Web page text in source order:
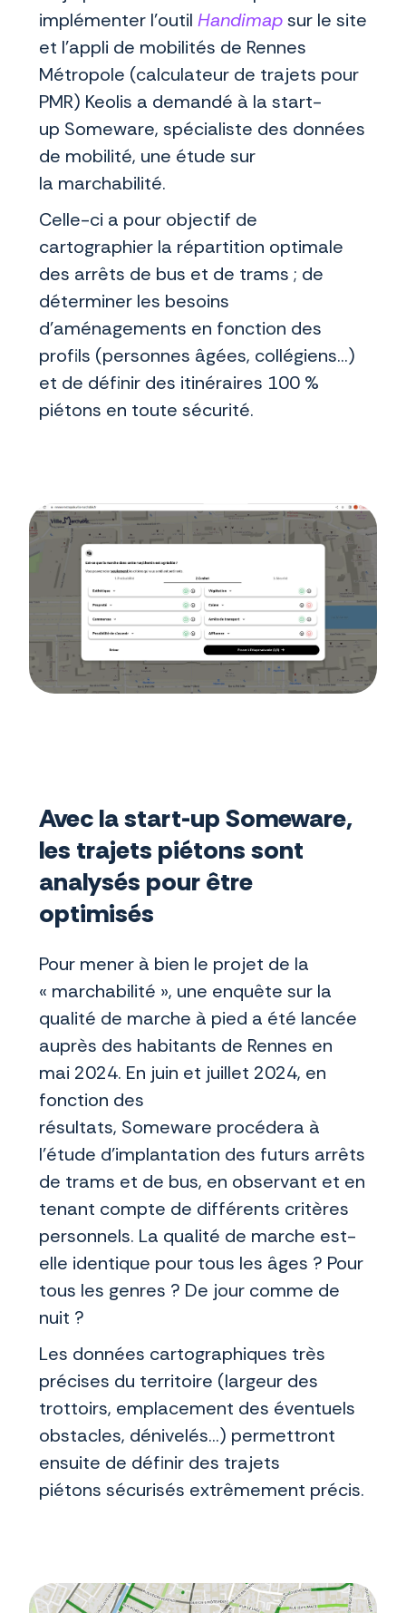
implémenter l’outil Handimapsur le site
et l’appli de mobilités de Rennes
Métropole (calculateur de trajets pour
PMR) Keolis a demandé à la start-
up Someware, spécialiste des données
de mobilité, une étude sur
la marchabilité.
Celle-ci a pour objectif de
cartographier la répartition optimale
des arrêts de bus et de trams ; de
déterminer les besoins
d’aménagements en fonction des
profils (personnes âgées, collégiens…)
et de définir des itinéraires 100 %
piétons en toute sécurité.
Avec la start-up Someware,
les trajets piétons sont
analysés pour être
optimisés
Pour mener à bien le projet de la
« marchabilité », une enquête sur la
qualité de marche à pied a été lancée
auprès des habitants de Rennes en
mai 2024. En juin et juillet 2024, en
fonction des
résultats, Someware procédera à
l’étude d’implantation des futurs arrêts
de trams et de bus, en observant et en
tenant compte de différents critères
personnels. La qualité de marche est-
elle identique pour tous les âges ? Pour
tous les genres ? De jour comme de
nuit ?
Les données cartographiques très
précises du territoire (largeur des
trottoirs, emplacement des éventuels
obstacles, dénivelés…) permettront
ensuite de définir des trajets
piétons sécurisés extrêmement précis.